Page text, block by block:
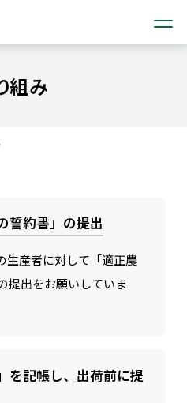
組み
誓約書」の提出
生産者に対して「適正農
提出をお願いしていま
を記帳し、出荷前に提